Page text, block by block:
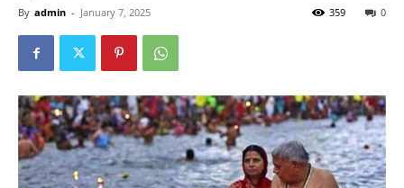
By admin - January 7, 2025 0
359